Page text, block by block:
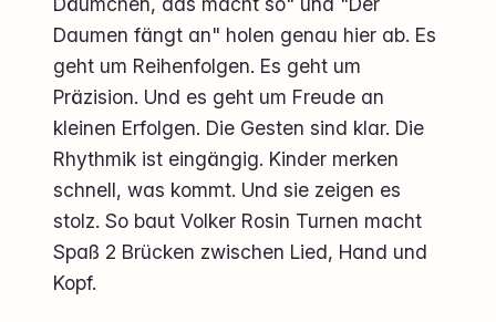
Daumen fängt an" holen genau hier ab. Es
geht um Reihenfolgen. Es geht um
Präzision. Und es geht um Freude an
kleinen Erfolgen. Die Gesten sind klar. Die
Rhythmik ist eingängig. Kinder merken
schnell, was kommt. Und sie zeigen es
stolz. So baut Volker Rosin Turnen macht
Spaß 2 Brücken zwischen Lied, Hand und
Kopf.